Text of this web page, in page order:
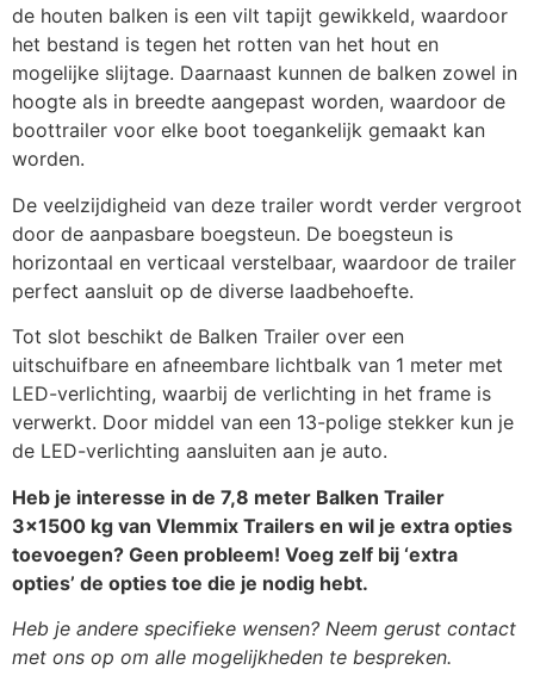
de houten balken is een vilt tapijt gewikkeld, waardoor
het bestand is tegen het rotten van het hout en
mogelijke slijtage. Daarnaast kunnen de balken zowel in
hoogte als in breedte aangepast worden, waardoor de
boottrailer voor elke boot toegankelijk gemaakt kan
worden.
De veelzijdigheid van deze trailer wordt verder vergroot
door de aanpasbare boegsteun. De boegsteun is
horizontaal en verticaal verstelbaar, waardoor de trailer
perfect aansluit op de diverse laadbehoefte.
Tot slot beschikt de Balken Trailer over een
uitschuifbare en afneembare lichtbalk van 1 meter met
LED-verlichting, waarbij de verlichting in het frame is
verwerkt. Door middel van een 13-polige stekker kun je
de LED-verlichting aansluiten aan je auto.
Heb je interesse in de 7,8 meter Balken Trailer
3×1500 kg van Vlemmix Trailers en wil je extra opties
toevoegen? Geen probleem! Voeg zelf bij ‘extra
opties’ de opties toe die je nodig hebt.
Heb je andere specifieke wensen? Neem gerust contact
met ons op om alle mogelijkheden te bespreken.